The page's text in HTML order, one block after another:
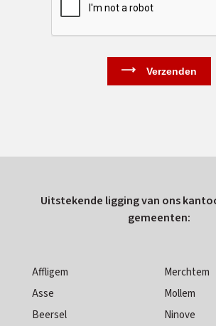
Uitstekende ligging van ons
gemeenten:
Affligem
Asse
Beersel
Merchtem
Mollem
Ninove